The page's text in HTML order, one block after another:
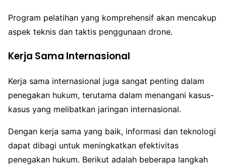
Program pelatihan yang komprehensif akan mencakup
aspek teknis dan taktis penggunaan drone.
Kerja Sama Internasional
Kerja sama internasional juga sangat penting dalam
penegakan hukum, terutama dalam menangani kasus-
kasus yang melibatkan jaringan internasional.
Dengan kerja sama yang baik, informasi dan teknologi
dapat dibagi untuk meningkatkan efektivitas
penegakan hukum. Berikut adalah beberapa langkah